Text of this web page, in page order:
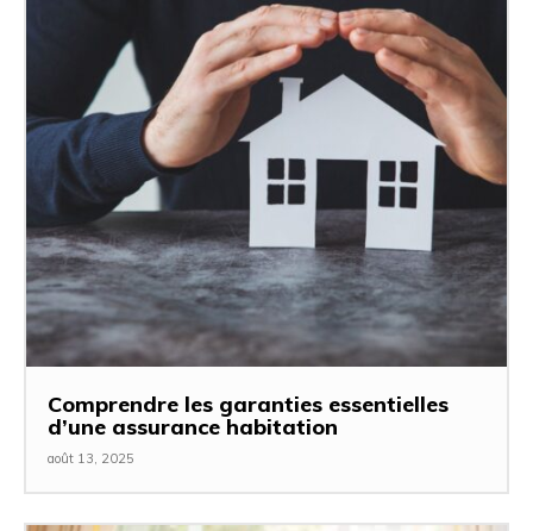
Comprendre les garanties essentielles
d’une assurance habitation
août 13, 2025